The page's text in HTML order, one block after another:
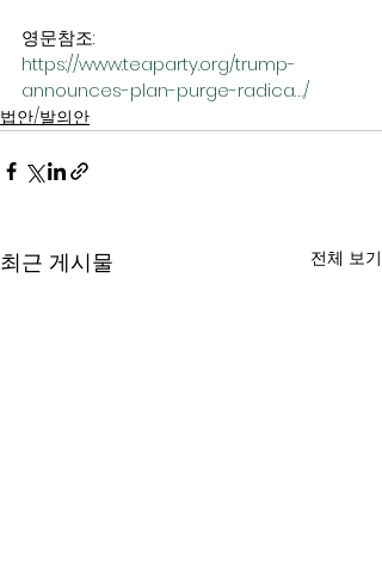
영문참조:
https://www.teaparty.org/trump-
announces-plan-purge-radica…/
법안/발의안
최근 게시물 전체 보기